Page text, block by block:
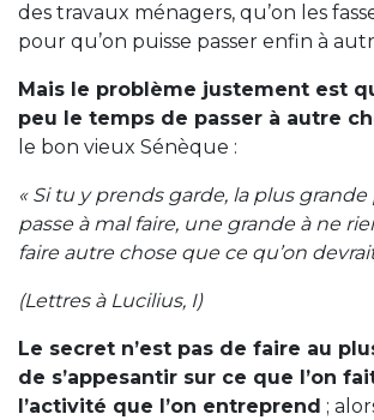
des travaux ménagers, qu’on les
pour qu’on puisse passer enfin à
Mais le problème justement est
peu le temps de passer à autre
le bon vieux Sénèque :
« Si tu y prends garde, la plus grande
passe à mal faire, une grande à ne
faire autre chose que ce qu’on
(Lettres à Lucilius, I)
Le secret n’est pas de faire au
de s’appesantir sur ce que l’on
l’activité que l’on entreprend ;